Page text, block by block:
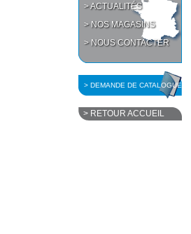
> ACTUALITÉS
> NOS MAGASINS
> NOUS CONTACTER
> DEMANDE DE CATALOGUE
> RETOUR ACCUEIL